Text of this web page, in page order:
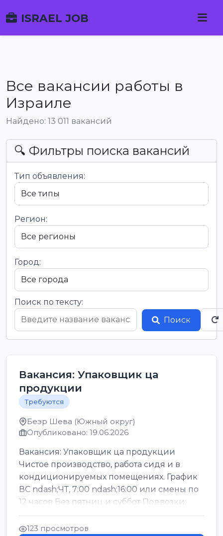
ISRAEL JOB
Все вакансии работы в
Израиле
Найдено: 13 011 вакансий
🔍 Фильтры поиска вакансий
Тип объявления:
Регион:
Город:
Поиск по тексту:
Поиск
Вакансия: Упаковщик ца
продукции
Требуются
Беэр Шева (Южный округ)
Опубликовано: 19.06.2026
Вакансия: Упаковщик ца продукции
Чистое производство, работа сидя и в
кондиционируемых помещениях. График
ВС ndash;ЧТ, 7:00 ndash;16:00 или смены по
12 часов Без пятниц и суббот Подвозки:
Офаким, Нети...
123 просмотров